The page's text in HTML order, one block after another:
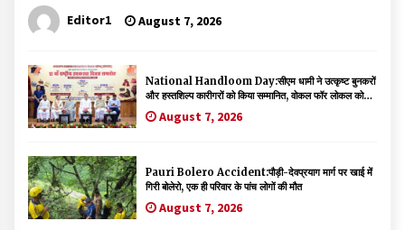
अंतरराष्ट्रीय मंच पर गौरव बढ़ाने के लिए किया सम्मानित
Editor1 August 7, 2026
National Handloom Day:सीएम धामी ने उत्कृष्ट बुनकरों
और हस्तशिल्प कारीगरों को किया सम्मानित, वोकल फॉर लोकल को
दिया बढ़ावाAugust 7, 2026
Pauri Bolero Accident:पौड़ी-देवप्रयाग मार्ग पर खाई में
गिरी बोलेरो, एक ही परिवार के पांच लोगों की मौत
August 7, 2026